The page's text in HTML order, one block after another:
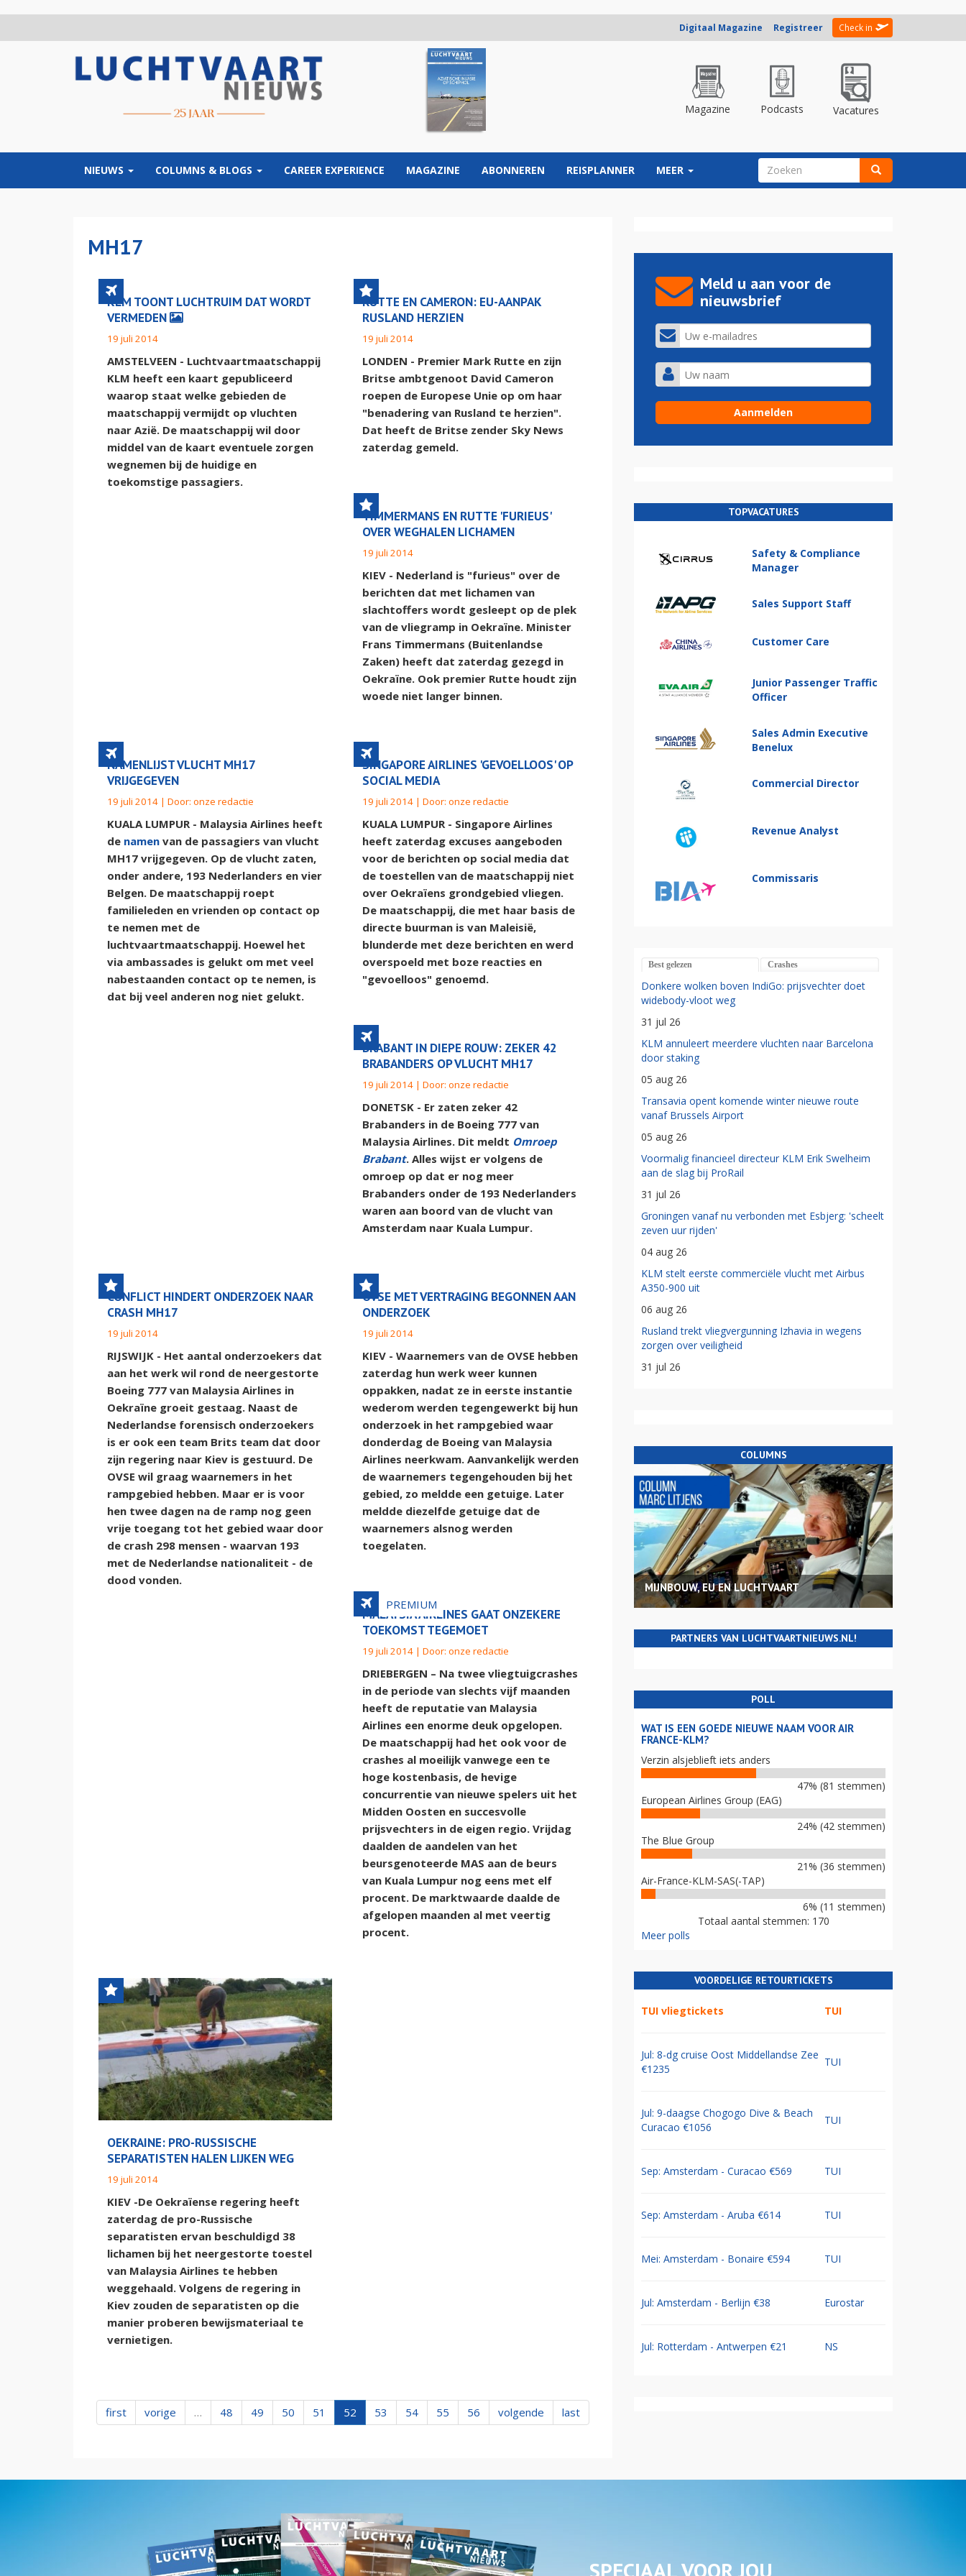
Digitaal Magazine Registreer Check in
Magazine Podcasts Vacatures
NIEUWS COLUMNS & BLOGS CAREER EXPERIENCE MAGAZINE ABONNEREN REISPLANNER MEER ZOEKVELD
MH17
KLM TOONT LUCHTRUIM DAT WORDT
VERMEDEN
19 juli 2014
AMSTELVEEN - Luchtvaartmaatschappij
KLM heeft een kaart gepubliceerd
waarop staat welke gebieden de
maatschappij vermijdt op vluchten
naar Azië. De maatschappij wil door
middel van de kaart eventuele zorgen
wegnemen bij de huidige en
toekomstige passagiers.
RUTTE EN CAMERON: EU-AANPAK
RUSLAND HERZIEN
19 juli 2014
LONDEN - Premier Mark Rutte en zijn
Britse ambtgenoot David Cameron
roepen de Europese Unie op om haar
"benadering van Rusland te herzien".
Dat heeft de Britse zender Sky News
zaterdag gemeld.
TIMMERMANS EN RUTTE 'FURIEUS'
OVER WEGHALEN LICHAMEN
19 juli 2014
KIEV - Nederland is "furieus" over de
berichten dat met lichamen van
slachtoffers wordt gesleept op de plek
van de vliegramp in Oekraïne. Minister
Frans Timmermans (Buitenlandse
Zaken) heeft dat zaterdag gezegd in
Oekraïne. Ook premier Rutte houdt zijn
woede niet langer binnen.
NAMENLIJST VLUCHT MH17
VRIJGEGEVEN
19 juli 2014 | Door: onze redactie
KUALA LUMPUR - Malaysia Airlines heeft
de namen van de passagiers van vlucht
MH17 vrijgegeven. Op de vlucht zaten,
onder andere, 193 Nederlanders en vier
Belgen. De maatschappij roept
familieleden en vrienden op contact op
te nemen met de
luchtvaartmaatschappij. Hoewel het
via ambassades is gelukt om met veel
nabestaanden contact op te nemen, is
dat bij veel anderen nog niet gelukt.
SINGAPORE AIRLINES 'GEVOELLOOS' OP
SOCIAL MEDIA
19 juli 2014 | Door: onze redactie
KUALA LUMPUR - Singapore Airlines
heeft zaterdag excuses aangeboden
voor de berichten op social media dat
de toestellen van de maatschappij niet
over Oekraïens grondgebied vliegen.
De maatschappij, die met haar basis de
directe buurman is van Maleisië,
blunderde met deze berichten en werd
overspoeld met boze reacties en
"gevoelloos" genoemd.
BRABANT IN DIEPE ROUW: ZEKER 42
BRABANDERS OP VLUCHT MH17
19 juli 2014 | Door: onze redactie
DONETSK - Er zaten zeker 42
Brabanders in de Boeing 777 van
Malaysia Airlines. Dit meldt Omroep
Brabant. Alles wijst er volgens de
omroep op dat er nog meer
Brabanders onder de 193 Nederlanders
waren aan boord van de vlucht van
Amsterdam naar Kuala Lumpur.
CONFLICT HINDERT ONDERZOEK NAAR
CRASH MH17
19 juli 2014
RIJSWIJK - Het aantal onderzoekers dat
aan het werk wil rond de neergestorte
Boeing 777 van Malaysia Airlines in
Oekraïne groeit gestaag. Naast de
Nederlandse forensisch onderzoekers
is er ook een team Brits team dat door
zijn regering naar Kiev is gestuurd. De
OVSE wil graag waarnemers in het
rampgebied hebben. Maar er is voor
hen twee dagen na de ramp nog geen
vrije toegang tot het gebied waar door
de crash 298 mensen - waarvan 193
met de Nederlandse nationaliteit - de
dood vonden.
OVSE MET VERTRAGING BEGONNEN AAN
ONDERZOEK
19 juli 2014
KIEV - Waarnemers van de OVSE hebben
zaterdag hun werk weer kunnen
oppakken, nadat ze in eerste instantie
wederom werden tegengewerkt bij hun
onderzoek in het rampgebied waar
donderdag de Boeing van Malaysia
Airlines neerkwam. Aanvankelijk werden
de waarnemers tegengehouden bij het
gebied, zo meldde een getuige. Later
meldde diezelfde getuige dat de
waarnemers alsnog werden
toegelaten.
MALAYSIA AIRLINES GAAT ONZEKERE
TOEKOMST TEGEMOET
19 juli 2014 | Door: onze redactie
DRIEBERGEN – Na twee vliegtuigcrashes
in de periode van slechts vijf maanden
heeft de reputatie van Malaysia
Airlines een enorme deuk opgelopen.
De maatschappij had het ook voor de
crashes al moeilijk vanwege een te
hoge kostenbasis, de hevige
concurrentie van nieuwe spelers uit het
Midden Oosten en succesvolle
prijsvechters in de eigen regio. Vrijdag
daalden de aandelen van het
beursgenoteerde MAS aan de beurs
van Kuala Lumpur nog eens met elf
procent. De marktwaarde daalde de
afgelopen maanden al met veertig
procent.
OEKRAINE: PRO-RUSSISCHE
SEPARATISTEN HALEN LIJKEN WEG
19 juli 2014
KIEV -De Oekraïense regering heeft
zaterdag de pro-Russische
separatisten ervan beschuldigd 38
lichamen bij het neergestorte toestel
van Malaysia Airlines te hebben
weggehaald. Volgens de regering in
Kiev zouden de separatisten op die
manier proberen bewijsmateriaal te
vernietigen.
first vorige … 48 49 50 51 52 53 54 55 56 volgende last
Meld u aan voor de
nieuwsbrief
TOPVACATURES
Safety & Compliance
Manager
Sales Support Staff
Customer Care
Junior Passenger Traffic
Officer
Sales Admin Executive
Benelux
Commercial Director
Revenue Analyst
Commissaris
Best gelezen Crashes
Donkere wolken boven IndiGo: prijsvechter doet
widebody-vloot weg
31 jul 26
KLM annuleert meerdere vluchten naar Barcelona
door staking
05 aug 26
Transavia opent komende winter nieuwe route
vanaf Brussels Airport
05 aug 26
Voormalig financieel directeur KLM Erik Swelheim
aan de slag bij ProRail
31 jul 26
Groningen vanaf nu verbonden met Esbjerg: 'scheelt
zeven uur rijden'
04 aug 26
KLM stelt eerste commerciële vlucht met Airbus
A350-900 uit
06 aug 26
Rusland trekt vliegvergunning Izhavia in wegens
zorgen over veiligheid
31 jul 26
COLUMNS
MIJNBOUW, EU EN LUCHTVAART
PARTNERS VAN LUCHTVAARTNIEUWS.NL!
POLL
WAT IS EEN GOEDE NIEUWE NAAM VOOR AIR
FRANCE-KLM?
Verzin alsjeblieft iets anders
47% (81 stemmen)
European Airlines Group (EAG)
24% (42 stemmen)
The Blue Group
21% (36 stemmen)
Air-France-KLM-SAS(-TAP)
6% (11 stemmen)
Totaal aantal stemmen: 170
Meer polls
VOORDELIGE RETOURTICKETS
TUI vliegtickets TUI
Jul: 8-dg cruise Oost Middellandse Zee
€1235
TUI
Jul: 9-daagse Chogogo Dive & Beach
Curacao €1056
TUI
Sep: Amsterdam - Curacao €569 TUI
Sep: Amsterdam - Aruba €614 TUI
Mei: Amsterdam - Bonaire €594 TUI
Jul: Amsterdam - Berlijn €38 Eurostar
Jul: Rotterdam - Antwerpen €21 NS
SPECIAAL VOOR JOU